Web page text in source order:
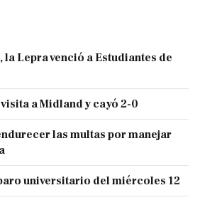
la Lepra venció a Estudiantes de
a Midland y cayó 2-0
las multas por manejar
universitario del miércoles 12